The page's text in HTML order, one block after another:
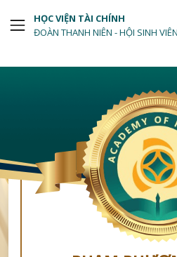
HỌC VIỆN TÀI CHÍNH
ĐOÀN THANH NIÊN - HỘI SINH VIÊN